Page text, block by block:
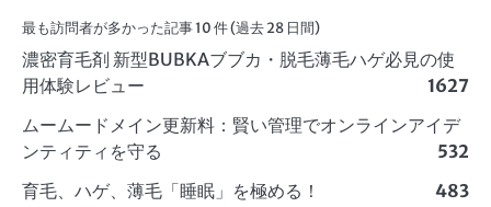
最も訪問者が多かった記事 10 件 (過去 28 日間)
濃密育毛剤 新型BUBKAブブカ・脱毛薄毛ハゲ必見の使
用体験レビュー
1627
ムームードメイン更新料：賢い管理でオンラインアイデ
ンティティを守る
532
育毛、ハゲ、薄毛「睡眠」を極める！
483